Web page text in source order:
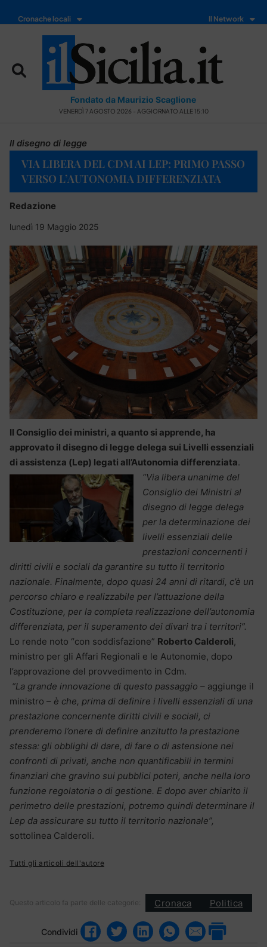
Cronache locali Il Network
Fondato da Maurizio Scaglione
VENERDÌ 7 AGOSTO 2026 - AGGIORNATO ALLE 15:10
Il disegno di legge
VIA LIBERA DEL CDM AI LEP: PRIMO PASSO
VERSO L’AUTONOMIA DIFFERENZIATA
Redazione
lunedì 19 Maggio 2025
Il Consiglio dei ministri, a quanto si apprende, ha
approvato il disegno di legge delega sui Livelli essenziali
di assistenza (Lep) legati all’Autonomia differenziata.
“Via libera unanime del
Consiglio dei Ministri al
disegno di legge delega
per la determinazione dei
livelli essenziali delle
prestazioni concernenti i
diritti civili e sociali da garantire su tutto il territorio
nazionale. Finalmente, dopo quasi 24 anni di ritardi, c’è un
percorso chiaro e realizzabile per l’attuazione della
Costituzione, per la completa realizzazione dell’autonomia
differenziata, per il superamento dei divari tra i territori”.
Lo rende noto “con soddisfazione” Roberto Calderoli,
ministro per gli Affari Regionali e le Autonomie, dopo
l’approvazione del provvedimento in Cdm.
“La grande innovazione di questo passaggio – aggiunge il
ministro – è che, prima di definire i livelli essenziali di una
prestazione concernente diritti civili e sociali, ci
prenderemo l’onere di definire anzitutto la prestazione
stessa: gli obblighi di dare, di fare o di astensione nei
confronti di privati, anche non quantificabili in termini
finanziari che gravino sui pubblici poteri, anche nella loro
funzione regolatoria o di gestione. E dopo aver chiarito il
perimetro delle prestazioni, potremo quindi determinare il
Lep da assicurare su tutto il territorio nazionale”,
sottolinea Calderoli.
Tutti gli articoli dell'autore
Questo articolo fa parte delle categorie: Cronaca Politica
Condividi